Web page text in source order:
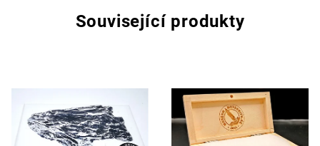
Související produkty